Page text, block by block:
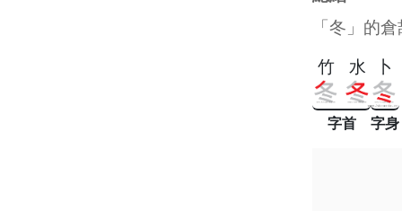
「冬」的
竹 水
字首
卜
字身